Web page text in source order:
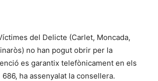
del Delicte (Carlet, Moncada,
no han pogut obrir per la
es garantix telefònicament en els
ha assenyalat la consellera.